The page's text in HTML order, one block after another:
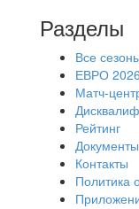
Разделы
Все
ЕВРО
Матч-
Рейтинг
Документы
Контакты
Политика